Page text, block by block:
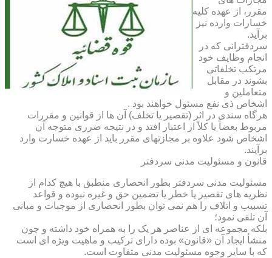
مقرر، از عهده کلیه
خسارات وارده نیز
برآید.
سردفترانی که در
انجام وظایف خود
مرتکب تخلفاتی
بشوند در مقابل
متعاملین و
اشخاص ذی نفع مسئول خواهند بود .
هرگاه سندی در اثر (تقصیر یا تخلف) آن ها از قوانین و مقررات
مربوط بعضاً یا کلاً از اعتبار افتد و در نتیجه ضرری متوجه آن
اشخاص شود علاوه بر مجازتهای مقرر باید از عهده خسارت وارد
برآیند.
قانون و مسئولیت مدنی سردفتر
مسئولیت مدنی سردفتر بطور انحصاری منطبق با هیچ کدام از
نظریه های تقصیر یا خطر یا تضمین حق و غیره نبوده و قواعد
تسبیب و اتلاف را هم نمی توان بطور انحصاری از موجبات و مبانی
آن تلقی نمود؛
بلکه مجموعه ای از عناصر هر یک را به همراه خود داشته و چون
منشأ ایجاد آن «قانون» بوده دارای ترکیب و ماهیت ویژه ای است
که با سایر وجوه مسئولیت مدنی متفاوت است.